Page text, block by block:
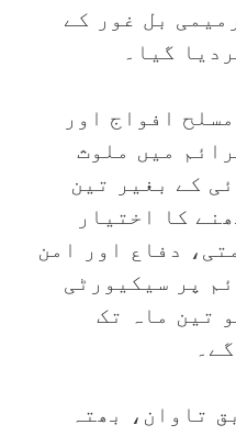
بل غور کے
گیا۔
افواج اور
میں ملوث
کے بغیر تین
کا اختیار
دفاع اور امن
پر سیکیورٹی
تین ماہ تک
تاوان، بھتہ